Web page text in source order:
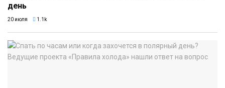
день
20 июля 1.1k